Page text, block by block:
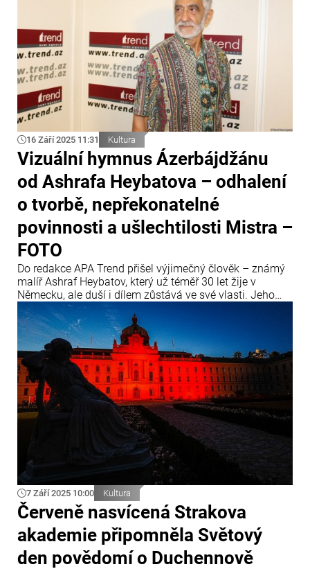
16 Září 2025 11:31 Kultura
Vizuální hymnus Ázerbájdžánu
od Ashrafa Heybatova – odhalení
o tvorbě, nepřekonatelné
povinnosti a ušlechtilosti Mistra –
FOTO
Do redakce APA Trend přišel výjimečný člověk – známý
malíř Ashraf Heybatov, který už téměř 30 let žije v
Německu, ale duší i dílem zůstává ve své vlasti. Jeho
tvorba není jen malířstvím. Je to dialog kultur, most mezi
Východem a Západem a především vizuální hymnus
Ázerbájdžánu.
7 Září 2025 10:00 Kultura
Červeně nasvícená Strakova
akademie připomněla Světový
den povědomí o Duchennově